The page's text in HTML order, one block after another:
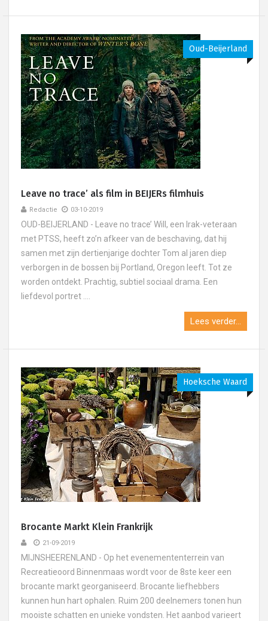
Oud-Beijerland
Leave no trace’ als film in BEIJERs filmhuis
Redactie 03-10-2019
OUD-BEIJERLAND - Leave no trace’ Will, een Irak-veteraan
met PTSS, heeft zo’n afkeer van de beschaving, dat hij
samen met zijn dertienjarige dochter Tom al jaren diep
verborgen in de bossen bij Portland, Oregon leeft. Tot ze
worden ontdekt. Prachtig, subtiel sociaal drama. Een
liefdevol portret ....
Lees verder...
Hoeksche Waard
Brocante Markt Klein Frankrijk
21-09-2019
MIJNSHEERENLAND - Op het evenemententerrein van
Recreatieoord Binnenmaas wordt voor de 8ste keer een
brocante markt georganiseerd. Brocante liefhebbers
kunnen hun hart ophalen. Ruim 200 deelnemers tonen hun
mooiste schatten en unieke vondsten. Het aanbod varieert